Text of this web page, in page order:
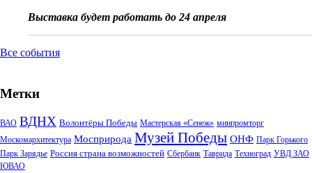
Выставка будет работать до 24 апреля
Все события
Метки
ВАО ВДНХ Волонтёры Победы Мастерская «Сенеж» минпромторг
Москомархитектура Мосприрода Музей Победы ОНФ Парк Горького
Парк Зарядье Россия страна возможностей Сбербанк Таврида Техноград УВД ЗАО
ЮВАО